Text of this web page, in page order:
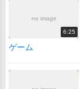
no image
6:25
ゲーム